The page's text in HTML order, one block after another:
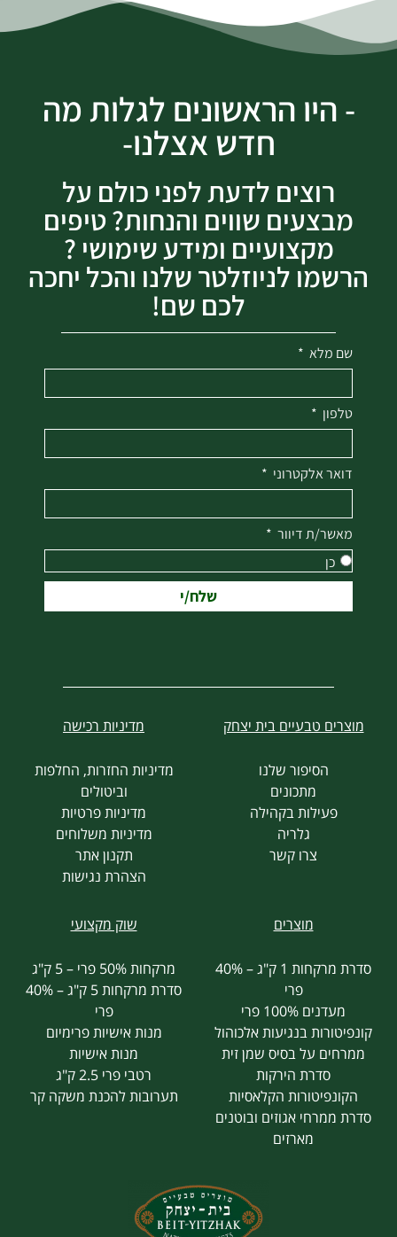
- היו הראשונים לגלות מה
חדש אצלנו-
רוצים לדעת לפני כולם על
מבצעים שווים והנחות? טיפים
מקצועיים ומידע שימושי ?
הרשמו לניוזלטר שלנו והכל יחכה
לכם שם!
שם מלא
טלפון
דואר אלקטרוני
מאשר/ת דיוור
כן
שלח/י
מוצרים טבעיים בית יצחק
הסיפור שלנו
מתכונים
פעילות בקהילה
גלריה
צרו קשר
מדיניות רכישה
מדיניות החזרות, החלפות
וביטולים
מדיניות פרטיות
מדיניות משלוחים
תקנון אתר
הצהרת נגישות
מוצרים
סדרת מרקחות 1 ק"ג – 40%
פרי
מעדנים 100% פרי
קונפיטורות בנגיעות אלכוהול
ממרחים על בסיס שמן זית
סדרת הירקות
הקונפיטורות הקלאסיות
סדרת ממרחי אגוזים ובוטנים
מארזים
שוק מקצועי
מרקחות 50% פרי – 5 ק"ג
סדרת מרקחות 5 ק"ג – 40%
פרי
מנות אישיות פרימיום
מנות אישיות
רטבי פרי 2.5 ק"ג
תערובות להכנת משקה קר